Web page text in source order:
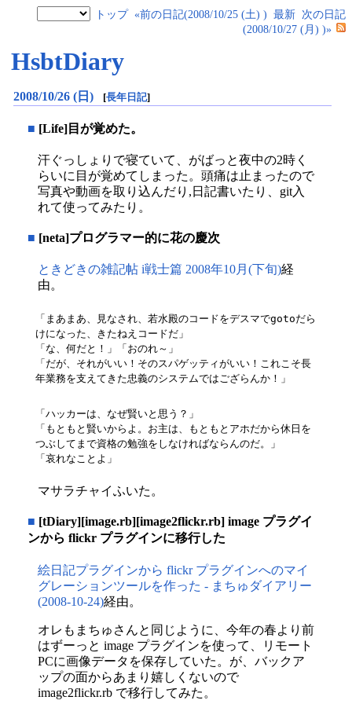
トップ «前の日記(2008/10/25 (土) ) 最新 次の日記
(2008/10/27 (月) )»
HsbtDiary
2008/10/26 (日) [長年日記]
■ [Life]目が覚めた。
汗ぐっしょりで寝ていて、がばっと夜中の2時く
らいに目が覚めてしまった。頭痛は止まったので
写真や動画を取り込んだり,日記書いたり、git入
れて使ってみたり。
■ [neta]プログラマー的に花の慶次
ときどきの雑記帖 i戦士篇 2008年10月(下旬)経
由。
「まあまあ、見なされ、若水殿のコードをデスマでgotoだら
けになった、きたねえコードだ」
「な、何だと！」「おのれ～」
「だが、それがいい！そのスパゲッティがいい！これこそ長
年業務を支えてきた忠義のシステムではござらんか！」
「ハッカーは、なぜ賢いと思う？」
「もともと賢いからよ。お主は、もともとアホだから休日を
つぶしてまで資格の勉強をしなければならんのだ。」
「哀れなことよ」
マサラチャイふいた。
■ [tDiary][image.rb][image2flickr.rb] image プラグイ
ンから flickr プラグインに移行した
絵日記プラグインから flickr プラグインへのマイ
グレーションツールを作った - まちゅダイアリー
(2008-10-24)経由。
オレもまちゅさんと同じように、今年の春より前
はずーっと image プラグインを使って、リモート
PCに画像データを保存していた。が、バックア
ップの面からあまり嬉しくないので
image2flickr.rb で移行してみた。